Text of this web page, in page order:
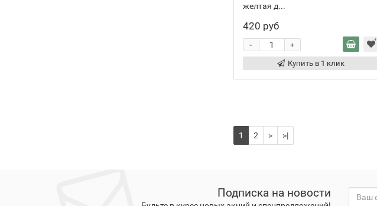
желтая д...
420 руб
+
-
Купить в 1 клик
1 2 > >|
Подписка на новости